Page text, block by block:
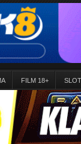
our website
FILM 18+